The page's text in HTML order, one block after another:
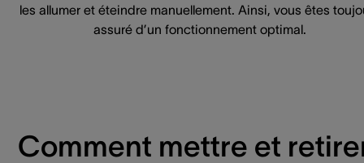
les allumer et éteindre manuellement. Ainsi, vous êtes
assuré d’un fonctionnement optimal.
Comment mettre et